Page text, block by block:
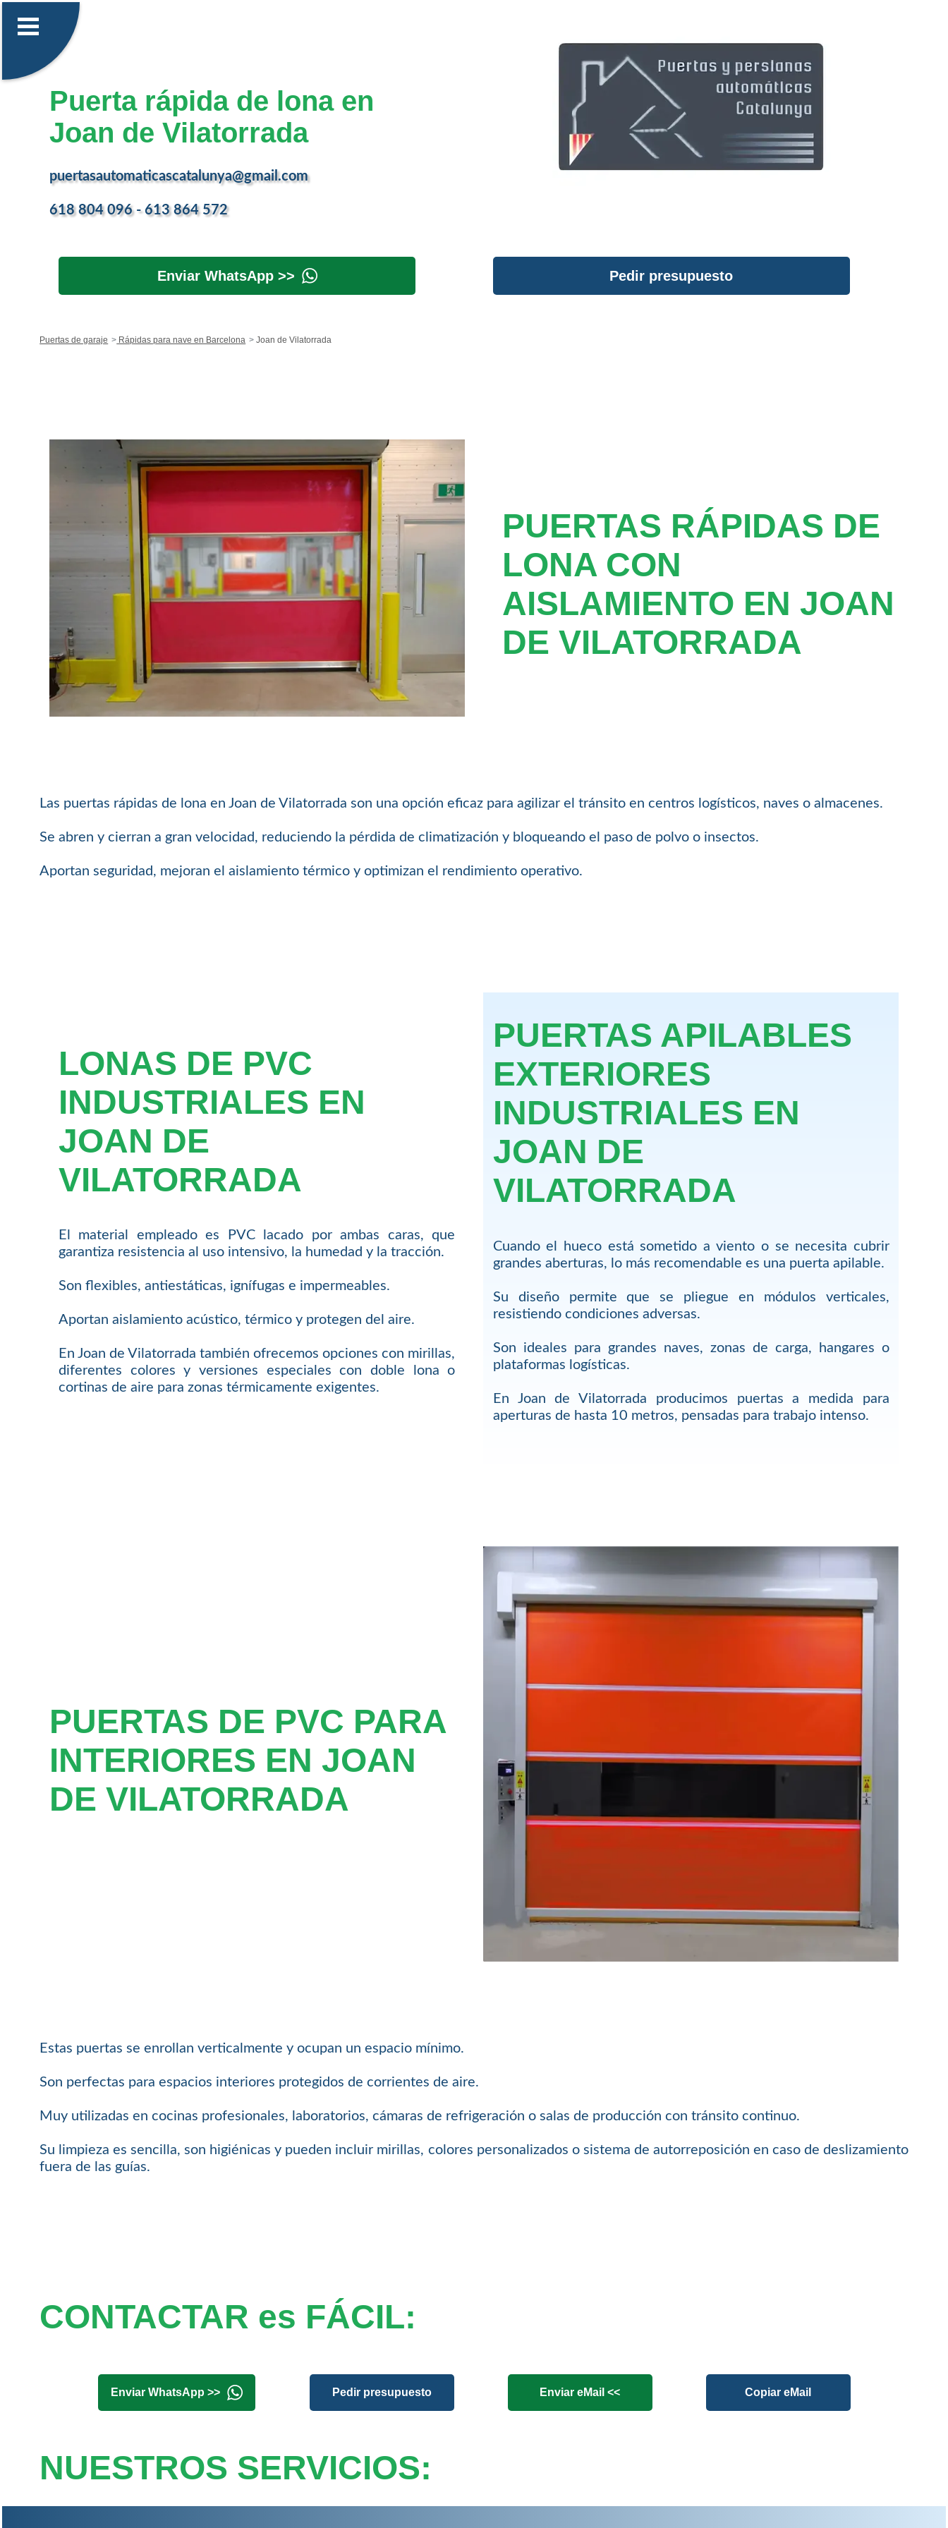
Puerta rápida de lona en
Joan de Vilatorrada
puertasautomaticascatalunya@gmail.com
618 804 096 - 613 864 572
Enviar WhatsApp >> Pedir presupuesto
Puertas de garaje Rápidas para nave en Barcelona Joan de Vilatorrada
PUERTAS RÁPIDAS DE
LONA CON
AISLAMIENTO EN JOAN
DE VILATORRADA
Las puertas rápidas de lona en Joan de Vilatorrada son una opción eficaz para agilizar el tránsito en centros logísticos, naves o almacenes.
Se abren y cierran a gran velocidad, reduciendo la pérdida de climatización y bloqueando el paso de polvo o insectos.
Aportan seguridad, mejoran el aislamiento térmico y optimizan el rendimiento operativo.
LONAS DE PVC
INDUSTRIALES EN
JOAN DE
VILATORRADA
El material empleado es PVC lacado por ambas caras, que
garantiza resistencia al uso intensivo, la humedad y la tracción.
Son flexibles, antiestáticas, ignífugas e impermeables.
Aportan aislamiento acústico, térmico y protegen del aire.
En Joan de Vilatorrada también ofrecemos opciones con mirillas,
diferentes colores y versiones especiales con doble lona o
cortinas de aire para zonas térmicamente exigentes.
PUERTAS APILABLES
EXTERIORES
INDUSTRIALES EN
JOAN DE
VILATORRADA
Cuando el hueco está sometido a viento o se necesita cubrir
grandes aberturas, lo más recomendable es una puerta apilable.
Su diseño permite que se pliegue en módulos verticales,
resistiendo condiciones adversas.
Son ideales para grandes naves, zonas de carga, hangares o
plataformas logísticas.
En Joan de Vilatorrada producimos puertas a medida para
aperturas de hasta 10 metros, pensadas para trabajo intenso.
PUERTAS DE PVC PARA
INTERIORES EN JOAN
DE VILATORRADA
Estas puertas se enrollan verticalmente y ocupan un espacio mínimo.
Son perfectas para espacios interiores protegidos de corrientes de aire.
Muy utilizadas en cocinas profesionales, laboratorios, cámaras de refrigeración o salas de producción con tránsito continuo.
Su limpieza es sencilla, son higiénicas y pueden incluir mirillas, colores personalizados o sistema de autorreposición en caso de deslizamiento
fuera de las guías.
CONTACTAR es FÁCIL:
Enviar WhatsApp >> Pedir presupuesto Enviar eMail << Copiar eMail
NUESTROS SERVICIOS: